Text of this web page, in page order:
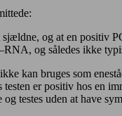
og at en positiv
RNA, og således ikke
kan bruges som
er positiv hos en
testes uden at have